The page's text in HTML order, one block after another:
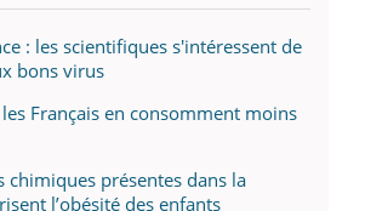
: les scientifiques s'intéressent de
bons virus
Français en consomment moins
chimiques présentes dans la
l’obésité des enfants